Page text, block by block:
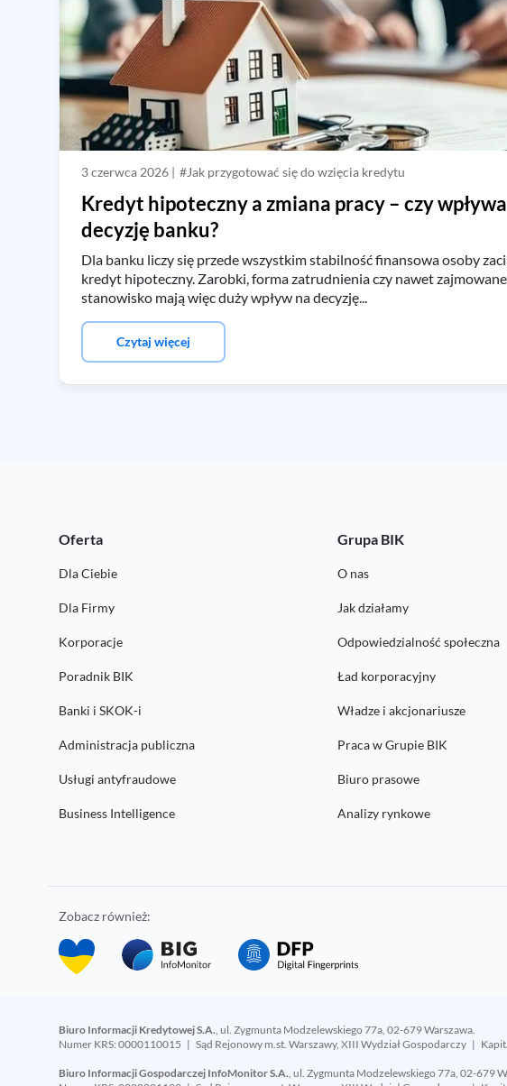
3 czerwca 2026 | #Jak przygotować się do wzięcia kredytu
Kredyt hipoteczny a zmiana pracy – czy
decyzję banku?
Dla banku liczy się przede wszystkim stabilność finansowa osoby
kredyt hipoteczny. Zarobki, forma zatrudnienia czy nawet zajmowane
stanowisko mają więc duży wpływ na decyzję...
Czytaj więcej
Oferta
Dla Ciebie
Dla Firmy
Korporacje
Poradnik BIK
Banki i SKOK-i
Administracja publiczna
Usługi antyfraudowe
Business Intelligence
Grupa BIK
O nas
Jak działamy
Odpowiedzialność społeczna
Ład korporacyjny
Władze i akcjonariusze
Praca w Grupie BIK
Biuro prasowe
Analizy rynkowe
Zobacz również:
Biuro Informacji Kredytowej S.A., ul. Zygmunta Modzelewskiego 77a, 02-679 Warszawa.
Numer KRS: 0000110015 | Sąd Rejonowy m.st. Warszawy, XIII Wydział Gospodarczy |
Biuro Informacji Gospodarczej InfoMonitor S.A., ul. Zygmunta Modzelewskiego 77a, 02-679